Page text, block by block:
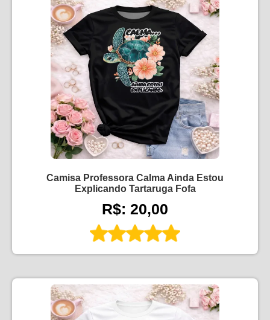
Camisa Professora Calma Ainda Estou
Explicando Tartaruga Fofa
R$: 20,00